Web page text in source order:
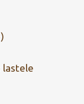
lastele